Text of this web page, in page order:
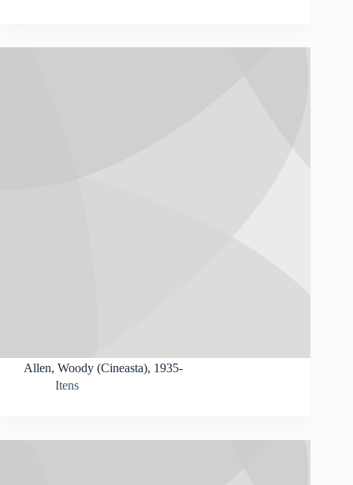
Allen, Woody (Cineasta), 1935-
Itens